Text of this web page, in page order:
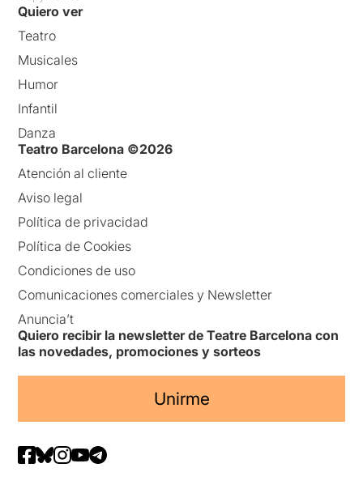
Quiero ver
Teatro
Musicales
Humor
Infantil
Danza
Teatro Barcelona ©2026
Atención al cliente
Aviso legal
Política de privacidad
Política de Cookies
Condiciones de uso
Comunicaciones comerciales y Newsletter
Anuncia’t
Quiero recibir la newsletter de Teatre Barcelona con
las novedades, promociones y sorteos
Unirme